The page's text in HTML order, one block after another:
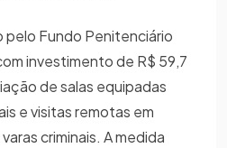
Fundo Penitenciário
investimento de R$ 59,7
de salas equipadas
e visitas remotas em
criminais. A medida